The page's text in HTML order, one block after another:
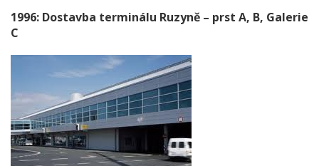
1996: Dostavba terminálu Ruzyně – prst A, B, Galerie
C